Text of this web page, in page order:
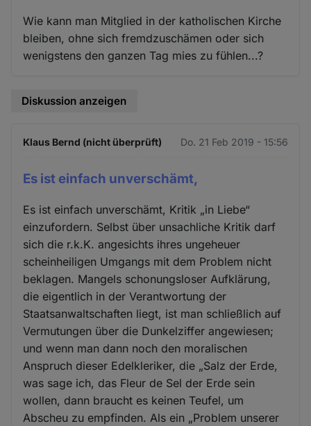
Wie kann man Mitglied in der katholischen Kirche
bleiben, ohne sich fremdzuschämen oder sich
wenigstens den ganzen Tag mies zu fühlen...?
Diskussion anzeigen
Klaus Bernd (nicht überprüft) Do. 21 Feb 2019 - 15:56
Es ist einfach unverschämt,
Es ist einfach unverschämt, Kritik „in Liebe“
einzufordern. Selbst über unsachliche Kritik darf
sich die r.k.K. angesichts ihres ungeheuer
scheinheiligen Umgangs mit dem Problem nicht
beklagen. Mangels schonungsloser Aufklärung,
die eigentlich in der Verantwortung der
Staatsanwaltschaften liegt, ist man schließlich auf
Vermutungen über die Dunkelziffer angewiesen;
und wenn man dann noch den moralischen
Anspruch dieser Edelkleriker, die „Salz der Erde,
was sage ich, das Fleur de Sel der Erde sein
wollen, dann braucht es keinen Teufel, um
Abscheu zu empfinden. Als ein „Problem unserer